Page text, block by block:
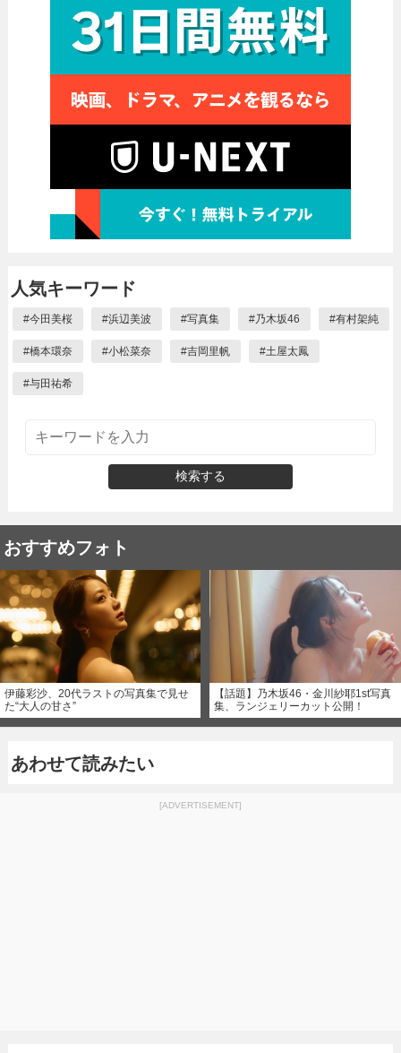
人気キーワード
#今田美桜 #浜辺美波 #写真集 #乃木坂46 #有村架純
#橋本環奈 #小松菜奈 #吉岡里帆 #土屋太鳳
#与田祐希
検索する
おすすめフォト
伊藤彩沙、20代ラストの写真集で見せ
た“大人の甘さ”
【話題】乃木坂46・金川紗耶1st写真
集、ランジェリーカット公開！
あわせて読みたい
[ADVERTISEMENT]